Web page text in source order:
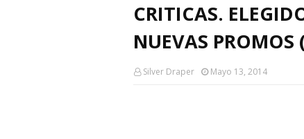
CRITICAS.
NUEVAS
Silver Draper Mayo 13, 2014